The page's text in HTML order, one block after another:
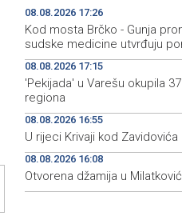
08.08.2026 17:26
Kod mosta Brčko - Gunja
sudske medicine utvrđuju
08.08.2026 17:15
'Pekijada' u Varešu okupila
regiona
08.08.2026 16:55
U rijeci Krivaji kod
08.08.2026 16:08
Otvorena džamija u